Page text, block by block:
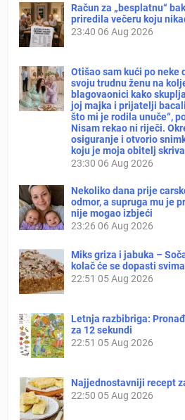
Račun za „besplatnu“
priredila večeru koju
23:40 06 Aug 2026
Otišao sam kući po neke
svoju trudnu ženu na
blagovaonici kako
joj majka i prijatelji
što mi je rodila unuče“,
Nisam rekao ni riječi.
osiguranje i otvorio
koju je moja obitelj
23:30 06 Aug 2026
Nekoliko dana prije
odmor, a supruga mu je
nije mogao izbjeći
23:26 06 Aug 2026
Miks griza i jabuka –
kolač će se dopasti svima
22:51 05 Aug 2026
Letnja razbibriga:
za 12 sekundi
22:51 05 Aug 2026
Najjednostavniji recept
22:50 05 Aug 2026